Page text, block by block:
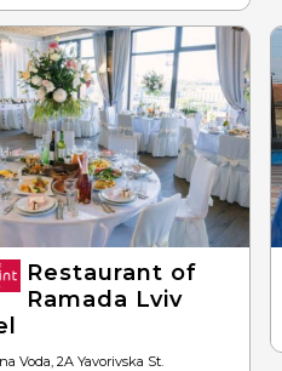
Restaurant of
Ramada Lviv
Voda, 2A Yavorivska St.